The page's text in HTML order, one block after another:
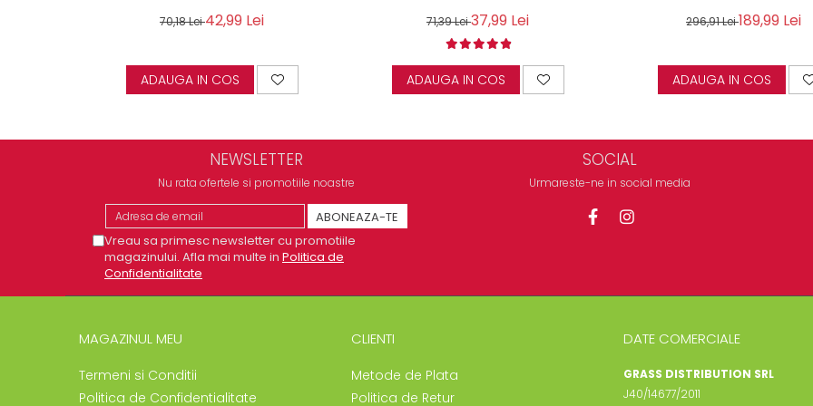
70,18 Lei42,99 Lei
ADAUGA IN COS
71,39 Lei37,99 Lei
ADAUGA IN COS
296,91 Lei189,99 Lei
ADAUGA IN COS
NEWSLETTER
Nu rata ofertele si promotiile noastre
Vreau sa primesc newsletter cu promotiile
magazinului. Afla mai multe in Politica de
Confidentialitate
SOCIAL
Urmareste-ne in social media
MAGAZINUL MEU
Termeni si Conditii
Politica de Confidentialitate
CLIENTI
Metode de Plata
Politica de Retur
DATE COMERCIALE
GRASS DISTRIBUTION SRL
J40/14677/2011